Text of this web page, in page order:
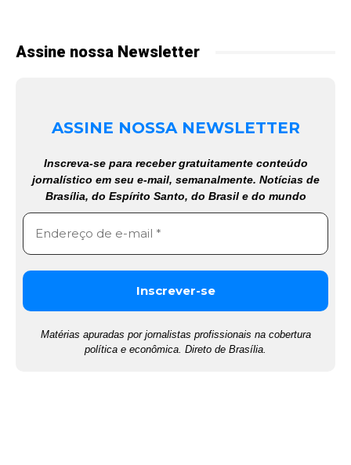
Assine nossa Newsletter
ASSINE NOSSA NEWSLETTER
Inscreva-se para receber gratuitamente conteúdo
jornalístico em seu e-mail, semanalmente. Notícias de
Brasília, do Espírito Santo, do Brasil e do mundo
Matérias apuradas por jornalistas profissionais na cobertura
política e econômica. Direto de Brasília.